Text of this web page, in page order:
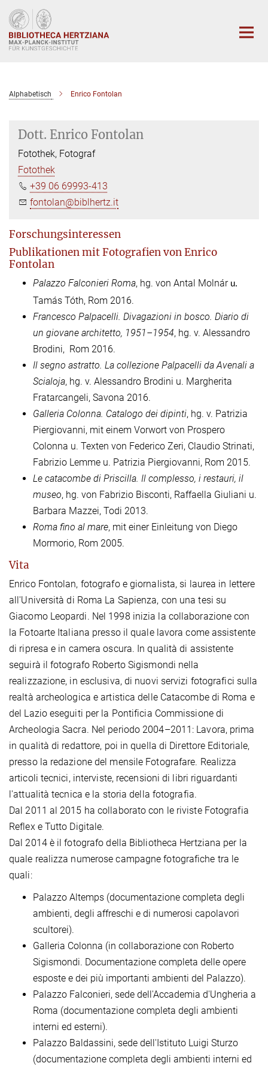
Hauptinhalt
Alphabetisch Enrico Fontolan
Dott. Enrico Fontolan
Fotothek, Fotograf
Fotothek
+39 06 69993-413
fontolan@biblhertz.it
Forschungsinteressen
Publikationen mit Fotografien von Enrico
Fontolan
Palazzo Falconieri Roma, hg. von Antal Molnár u.
Tamás Tóth, Rom 2016.
Francesco Palpacelli. Divagazioni in bosco. Diario di
un giovane architetto, 1951–1954, hg. v. Alessandro
Brodini, Rom 2016.
Il segno astratto. La collezione Palpacelli da Avenali a
Scialoja, hg. v. Alessandro Brodini u. Margherita
Fratarcangeli, Savona 2016.
Galleria Colonna. Catalogo dei dipinti, hg. v. Patrizia
Piergiovanni, mit einem Vorwort von Prospero
Colonna u. Texten von Federico Zeri, Claudio Strinati,
Fabrizio Lemme u. Patrizia Piergiovanni, Rom 2015.
Le catacombe di Priscilla. Il complesso, i restauri, il
museo, hg. von Fabrizio Bisconti, Raffaella Giuliani u.
Barbara Mazzei, Todi 2013.
Roma fino al mare, mit einer Einleitung von Diego
Mormorio, Rom 2005.
Vita
Enrico Fontolan, fotografo e giornalista, si laurea in lettere
all'Università di Roma La Sapienza, con una tesi su
Giacomo Leopardi. Nel 1998 inizia la collaborazione con
la Fotoarte Italiana presso il quale lavora come assistente
di ripresa e in camera oscura. In qualità di assistente
seguirà il fotografo Roberto Sigismondi nella
realizzazione, in esclusiva, di nuovi servizi fotografici sulla
realtà archeologica e artistica delle Catacombe di Roma e
del Lazio eseguiti per la Pontificia Commissione di
Archeologia Sacra. Nel periodo 2004–2011: Lavora, prima
in qualità di redattore, poi in quella di Direttore Editoriale,
presso la redazione del mensile Fotografare. Realizza
articoli tecnici, interviste, recensioni di libri riguardanti
l'attualità tecnica e la storia della fotografia.
Dal 2011 al 2015 ha collaborato con le riviste Fotografia
Reflex e Tutto Digitale.
Dal 2014 è il fotografo della Bibliotheca Hertziana per la
quale realizza numerose campagne fotografiche tra le
quali:
Palazzo Altemps (documentazione completa degli
ambienti, degli affreschi e di numerosi capolavori
scultorei).
Galleria Colonna (in collaborazione con Roberto
Sigismondi. Documentazione completa delle opere
esposte e dei più importanti ambienti del Palazzo).
Palazzo Falconieri, sede dell'Accademia d'Ungheria a
Roma (documentazione completa degli ambienti
interni ed esterni).
Palazzo Baldassini, sede dell'Istituto Luigi Sturzo
(documentazione completa degli ambienti interni ed